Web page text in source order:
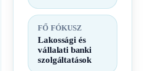
FŐ FÓKUSZ
Lakossági és
vállalati banki
szolgáltatások